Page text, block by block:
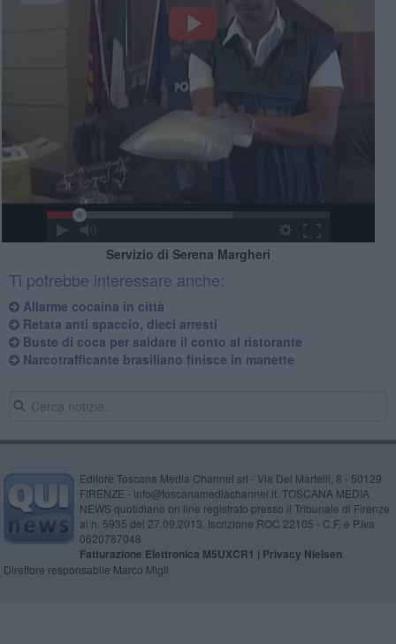
Servizio di Serena Margheri
Ti potrebbe interessare anche:
Allarme cocaina in città
Retata anti spaccio, dieci arresti
Buste di coca per saldare il conto al ristorante
Narcotrafficante brasiliano finisce in manette
Editore Toscana Media Channel srl - Via Dei Martelli, 8 - 50129
FIRENZE - info@toscanamediachannel.it. TOSCANA MEDIA
NEWS quotidiano on line registrato presso il Tribunale di Firenze
al n. 5935 del 27.09.2013. Iscrizione ROC 22105 - C.F. e P.Iva
0620787048
Fatturazione Elettronica M5UXCR1 | Privacy Nielsen
Direttore responsabile Marco Migli